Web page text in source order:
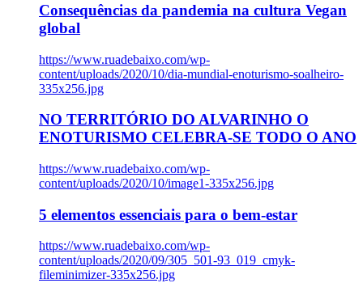
Consequências da pandemia na cultura Vegan
global
https://www.ruadebaixo.com/wp-
content/uploads/2020/10/dia-mundial-enoturismo-soalheiro-
335x256.jpg
NO TERRITÓRIO DO ALVARINHO O
ENOTURISMO CELEBRA-SE TODO O ANO
https://www.ruadebaixo.com/wp-
content/uploads/2020/10/image1-335x256.jpg
5 elementos essenciais para o bem-estar
https://www.ruadebaixo.com/wp-
content/uploads/2020/09/305_501-93_019_cmyk-
fileminimizer-335x256.jpg